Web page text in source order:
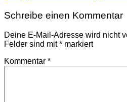
Schreibe einen Kommentar
Deine E-Mail-Adresse wird nicht
Felder sind mit* markiert
Kommentar *